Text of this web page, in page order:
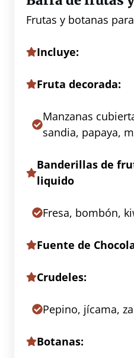
Frutas y botanas
Incluye:
Fruta decorada:
Manzanas
sandia, papaya,
Banderillas de
liquido
Fresa, bombón,
Fuente de
Crudeles:
Pepino, jícama,
Botanas: